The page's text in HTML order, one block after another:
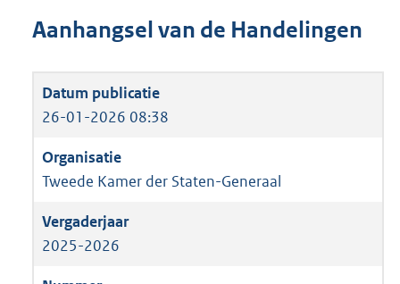
Aanhangsel van de Handelingen
26-01-2026 08:38
Tweede Kamer der Staten-Generaal
2025-2026